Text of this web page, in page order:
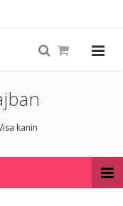
kanin